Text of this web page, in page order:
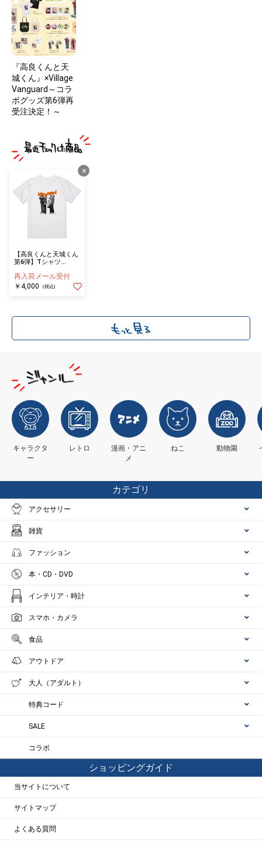
『高良くんと天
城くん』×Village
Vanguard～コラ
ボグッズ第6弾再
受注決定！～
×
【高良くんと天城くん
第6弾】Tシャツ
再入荷メール受付
￥4,000
(税込)
キャラクタ
ー
レトロ
漫画・アニ
メ
ねこ 動物園
カテゴリ
アクセサリー
雑貨
ファッション
本・CD・DVD
インテリア・時計
スマホ・カメラ
食品
アウトドア
大人（アダルト）
特典コード
SALE
コラボ
ショッピングガイド
当サイトについて
サイトマップ
よくある質問